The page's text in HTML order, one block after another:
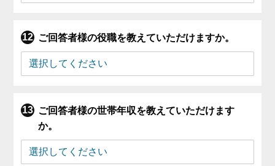
ご回答者様の役職を教えていただけますか。
ご回答者様の世帯年収を教えていただけます
か。